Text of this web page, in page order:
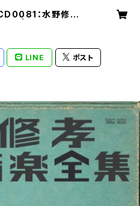
：水野修孝
LINE ポスト